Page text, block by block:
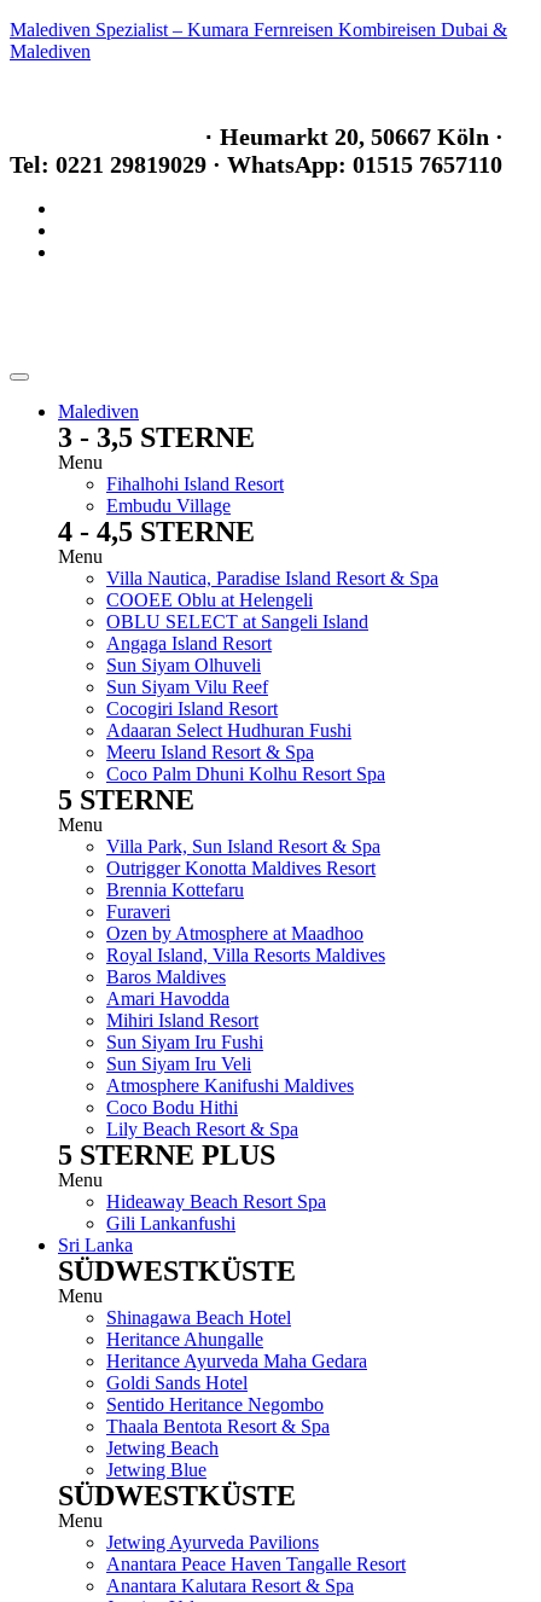
Malediven Spezialist – Kumara Fernreisen Kombireisen Dubai &
Malediven
· Heumarkt 20, 50667 Köln ·
Tel: 0221 29819029 · WhatsApp: 01515 7657110
Malediven
3 - 3,5 STERNE
Menu
Fihalhohi Island Resort
Embudu Village
4 - 4,5 STERNE
Menu
Villa Nautica, Paradise Island Resort & Spa
COOEE Oblu at Helengeli
OBLU SELECT at Sangeli Island
Angaga Island Resort
Sun Siyam Olhuveli
Sun Siyam Vilu Reef
Cocogiri Island Resort
Adaaran Select Hudhuran Fushi
Meeru Island Resort & Spa
Coco Palm Dhuni Kolhu Resort Spa
5 STERNE
Menu
Villa Park, Sun Island Resort & Spa
Outrigger Konotta Maldives Resort
Brennia Kottefaru
Furaveri
Ozen by Atmosphere at Maadhoo
Royal Island, Villa Resorts Maldives
Baros Maldives
Amari Havodda
Mihiri Island Resort
Sun Siyam Iru Fushi
Sun Siyam Iru Veli
Atmosphere Kanifushi Maldives
Coco Bodu Hithi
Lily Beach Resort & Spa
5 STERNE PLUS
Menu
Hideaway Beach Resort Spa
Gili Lankanfushi
Sri Lanka
SÜDWESTKÜSTE
Menu
Shinagawa Beach Hotel
Heritance Ahungalle
Heritance Ayurveda Maha Gedara
Goldi Sands Hotel
Sentido Heritance Negombo
Thaala Bentota Resort & Spa
Jetwing Beach
Jetwing Blue
SÜDWESTKÜSTE
Menu
Jetwing Ayurveda Pavilions
Anantara Peace Haven Tangalle Resort
Anantara Kalutara Resort & Spa